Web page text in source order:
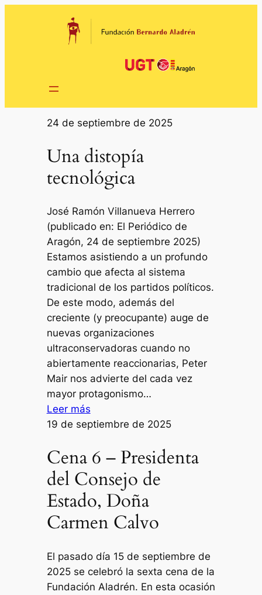
24 de septiembre de 2025
Una distopía
tecnológica
José Ramón Villanueva Herrero
(publicado en: El Periódico de
Aragón, 24 de septiembre 2025)
Estamos asistiendo a un profundo
cambio que afecta al sistema
tradicional de los partidos políticos.
De este modo, además del
creciente (y preocupante) auge de
nuevas organizaciones
ultraconservadoras cuando no
abiertamente reaccionarias, Peter
Mair nos advierte del cada vez
mayor protagonismo…
Leer más:
Una
tecnológica
19 de septiembre de 2025
Cena 6 – Presidenta
del Consejo de
Estado, Doña
Carmen Calvo
El pasado día 15 de septiembre de
2025 se celebró la sexta cena de la
Fundación Aladrén. En esta ocasión